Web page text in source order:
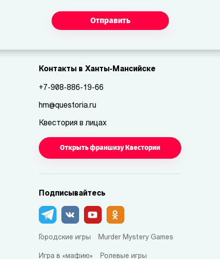
Отправить
Контакты в Ханты-Мансийске
+7-908-886-19-66
hm@questoria.ru
Квестория в лицах
Открыть франшизу Квестории
Подписывайтесь
Городские игры Murder Mystery Games
Игра в «мафию» Ролевые игры